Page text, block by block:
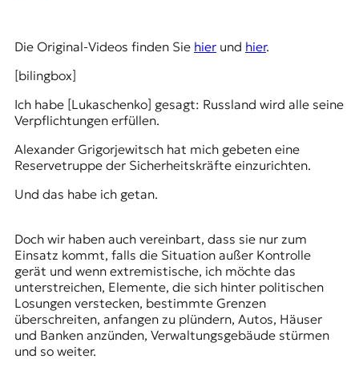
n
z
O
s
e
u
r
a
Die Original-Videos finden Sie hierund hier.
[bilingbox]
Ich habe [Lukaschenko] gesagt: Russland wird alle seine
Verpflichtungen erfüllen.
Alexander Grigorjewitsch hat mich gebeten eine
Reservetruppe der Sicherheitskräfte einzurichten.
Und das habe ich getan.
Doch wir haben auch vereinbart, dass sie nur zum
Einsatz kommt, falls die Situation außer Kontrolle
gerät und wenn extremistische, ich möchte das
unterstreichen, Elemente, die sich hinter politischen
Losungen verstecken, bestimmte Grenzen
überschreiten, anfangen zu plündern, Autos, Häuser
und Banken anzünden, Verwaltungsgebäude stürmen
und so weiter.